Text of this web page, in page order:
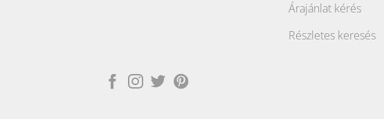
Árajánlat kérés
Részletes keresés